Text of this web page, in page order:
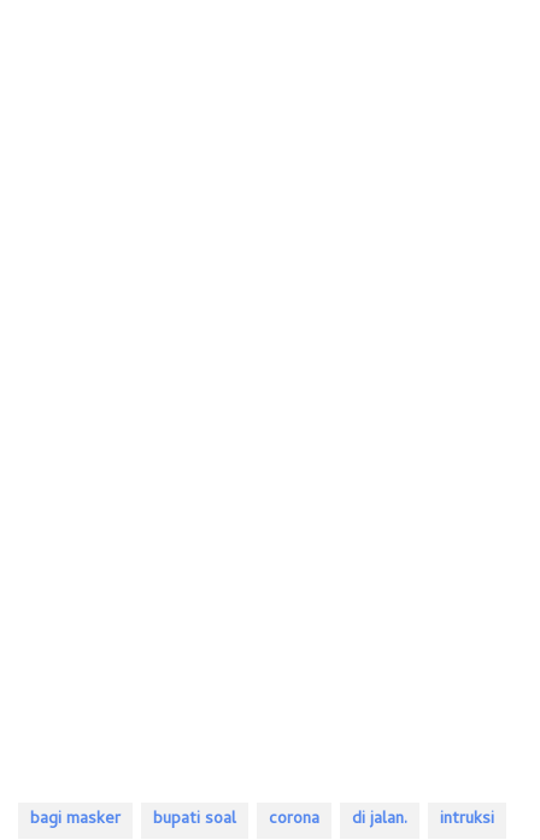
bagi masker bupati soal corona di jalan.
intruksi